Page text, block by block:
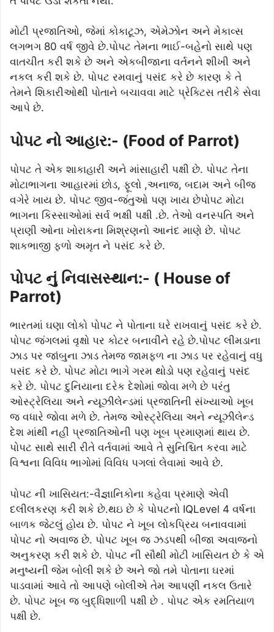
મોટી પ્રજાતિઓ, જેમાં કોકાટૂઝ, એમેઝોન અને મેકાવ્સ
લગભગ 80 વર્ષ જીવે છે.પોપટ તેમના ભાઈ-બહેનો સાથે પણ
વાતચીત કરી શકે છે અને એકબીજાના વર્તનને શીખી અને
નકલ કરી શકે છે. પોપટ રમવાનું પસંદ કરે છે કારણ કે તે
તેમને શિકારીઓથી પોતાને બચાવવા માટે પ્રેક્ટિસ તરીકે સેવા
આપે છે.
પોપટ નો આહાર:- (Food of Parrot)
પોપટ તે એક શાકાહારી અને માંસાહારી પક્ષી છે. પોપટ તેના
મોટાભાગના આહારમાં છોડ, ફૂલો ,અનાજ, બદામ અને બીજ
વગેરે ખાય છે. પોપટ જીવ-જંતુઓ પણ ખાય છેપોપટ મોટા
ભાગના કિસ્સાઓમાં સર્વ ભક્ષી પક્ષી .છે. તેઓ વનસ્પતિ અને
પ્રાણી ઓના ખોરાકના મિશ્રણનો આનંદ માણે છે. પોપટ
શાકભાજી ફળો અમૃત ને પસંદ કરે છે.
પોપટ નું નિવાસસ્થાન:- ( House of
Parrot)
ભારતમાં ઘણા લોકો પોપટ ને પોતાના ઘરે રાખવાનું પસંદ કરે છે.
પોપટ જંગલમાં વૃક્ષો પર કોટર બનાવીને રહે છે.પોપટ લીમડાના
ઝાડ પર જાંબુના ઝાડ તેમજ જામફળ ના ઝાડ પર રહેવાનું વધુ
પસંદ કરે છે. પોપટ મોટા ભાગે ગરમ થોડો પણ રહેવાનું પસંદ
કરે છે. પોપટ દુનિયાના દરેક દેશોમાં જોવા મળે છે પરંતુ
ઓસ્ટ્રેલિયા અને ન્યૂઝીલેન્ડમાં પ્રજાતિની સંખ્યાઓ ખૂબ
જ વધારે જોવા મળે છે. તેમજ ઓસ્ટ્રેલિયા અને ન્યૂઝીલેન્ડ
દેશ માંથી નહીં પ્રજાતિઓની પણ ખૂબ પ્રમાણમાં થાય છે.
પોપટ સાથે સારી રીતે વર્તવામાં આવે તે સુનિશ્ચિત કરવા માટે
વિશ્વના વિવિધ ભાગોમાં વિવિધ પગલાં લેવામાં આવે છે.
પોપટ ની ખાસિયત:-વૈજ્ઞાનિકોના કહેવા પ્રમાણે એવી
દલીલકરણ કરી શકે છે.થઇ છે કે પોપટનો IQLevel 4 વર્ષના
બાળક જેટલું હોય છે. પોપટ ને ખૂબ લોકપ્રિય બનાવવામાં
પોપટ નો અવાજ છે. પોપટ ખૂબ જ ઝડપથી બીજા અવાજનો
અનુકરણ કરી શકે છે. પોપટ ની સૌથી મોટી ખાસિયત છે કે એ
મનુષ્યની જેમ બોલી શકે છે અને જો તમે પોતાના ઘરમાં
પાડવામાં આવે તો આપણે બોલીએ તેમ આપણી નકલ ઉતારે
છે. પોપટ ખૂબ જ બુદ્ધિશાળી પક્ષી છે . પોપટ એક રમતિયાળ
પક્ષી છે.